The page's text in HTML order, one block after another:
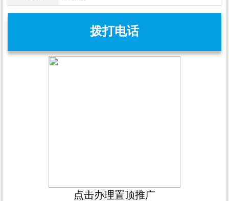
拨打电话
点击办理置顶推广